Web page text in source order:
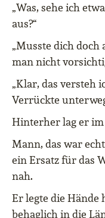
„Was, sehe ich
aus?“
„Musste dich doch
man nicht
„Klar, das versteh
Verrückte
Hinterher lag er
Mann, das war
ein Ersatz für das
nah.
Er legte die
behaglich in die